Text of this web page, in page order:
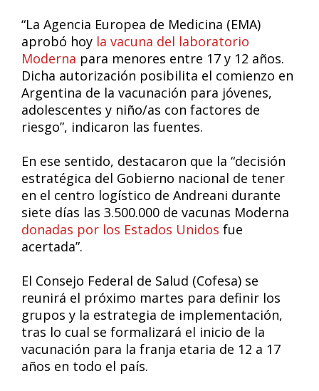
“La Agencia Europea de Medicina (EMA)
aprobó hoy la vacuna del laboratorio
Moderna para menores entre 17 y 12 años.
Dicha autorización posibilita el comienzo en
Argentina de la vacunación para jóvenes,
adolescentes y niño/as con factores de
riesgo”, indicaron las fuentes.
En ese sentido, destacaron que la “decisión
estratégica del Gobierno nacional de tener
en el centro logístico de Andreani durante
siete días las 3.500.000 de vacunas Moderna
donadas por los Estados Unidos fue
acertada”.
El Consejo Federal de Salud (Cofesa) se
reunirá el próximo martes para definir los
grupos y la estrategia de implementación,
tras lo cual se formalizará el inicio de la
vacunación para la franja etaria de 12 a 17
años en todo el país.